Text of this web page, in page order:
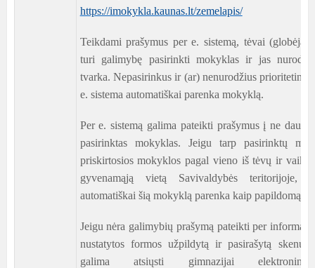
https://imokykla.kaunas.lt/zemelapis/
Teikdami prašymus per e. sistemą, tėvai
turi galimybę pasirinkti mokyklas ir jas
tvarka. Nepasirinkus ir (ar) nenurodžius
e. sistema automatiškai parenka mokyklą.
Per e. sistemą galima pateikti prašymus į ne
pasirinktas mokyklas. Jeigu tarp pasirinktų
priskirtosios mokyklos pagal vieno iš tėvų ir vaiko
gyvenamąją vietą Savivaldybės teritorijoje,
automatiškai šią mokyklą parenka kaip papildomą
Jeigu nėra galimybių prašymą pateikti per
nustatytos formos užpildytą ir pasirašytą
galima atsiųsti gimnazijai